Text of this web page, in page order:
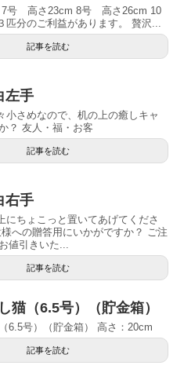
号 高さ23cm 8号 高さ26cm 10
分のご利益があります。 贅沢...
記事を読む
左手
小さめなので、机の上の癒しキャ
？ 友人・福・お客
記事を読む
右手
にちょこっと置いてあげてくださ
への贈答用にいかがですか？ ご注
値引きいた...
記事を読む
猫（6.5号）（貯金箱）
6.5号）（貯金箱） 高さ：20cm
記事を読む